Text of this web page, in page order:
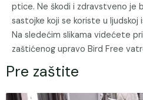
ptice. Ne škodi i zdravstveno je
sastojke koji se koriste u ljudskoj
Na sledećim slikama videćete
zaštićenog upravo Bird Free
Pre zaštite